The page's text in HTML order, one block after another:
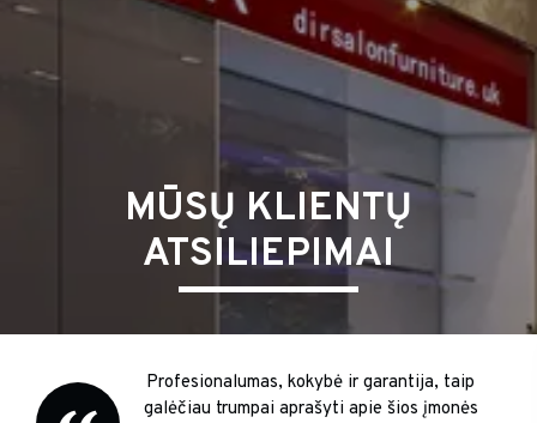
MŪSŲ KLIENTŲ
ATSILIEPIMAI
Profesionalumas, kokybė ir garantija, taip
galėčiau trumpai aprašyti apie šios įmonės